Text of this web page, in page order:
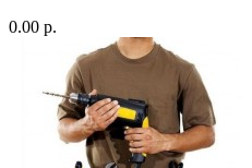
0.00 р.